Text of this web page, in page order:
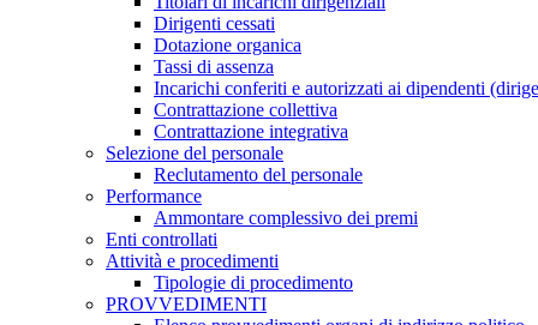
Dirigenti cessati
Dotazione organica
Tassi di assenza
Incarichi conferiti e autorizzati ai dipendenti
Contrattazione collettiva
Contrattazione integrativa
Selezione del personale
Reclutamento del personale
Performance
Ammontare complessivo dei premi
Enti controllati
Attività e procedimenti
Tipologie di procedimento
PROVVEDIMENTI